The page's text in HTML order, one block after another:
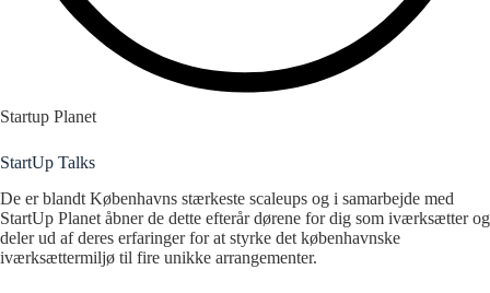
Startup Planet
StartUp Talks
De er blandt Københavns stærkeste scaleups og i samarbejde med
StartUp Planet åbner de dette efterår dørene for dig som iværksætter og
deler ud af deres erfaringer for at styrke det københavnske
iværksættermiljø til fire unikke arrangementer.